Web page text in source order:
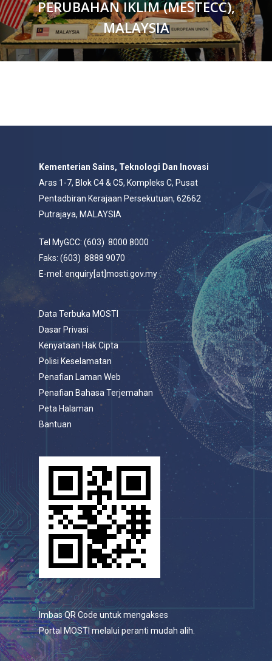
PERUBAHAN IKLIM (MESTECC),
MALAYSIA
Kementerian Sains, Teknologi Dan Inovasi
Aras 1-7, Blok C4 & C5, Kompleks C, Pusat
Pentadbiran Kerajaan Persekutuan, 62662
Putrajaya, MALAYSIA
Tel MyGCC: (603) 8000 8000
Faks: (603) 8888 9070
E-mel: enquiry[at]mosti.gov.my
Data Terbuka MOSTI
Dasar Privasi
Kenyataan Hak Cipta
Polisi Keselamatan
Penafian Laman Web
Penafian Bahasa Terjemahan
Peta Halaman
Bantuan
Imbas QR Code untuk mengakses
Portal MOSTI melalui peranti mudah alih.